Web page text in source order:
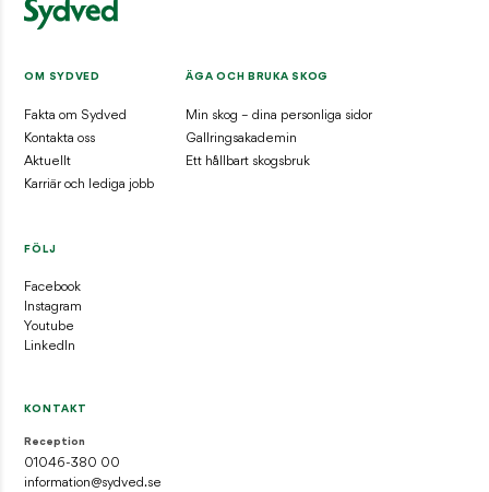
OM SYDVED
Fakta om Sydved
Kontakta oss
Aktuellt
Karriär och lediga jobb
ÄGA OCH BRUKA SKOG
Min skog – dina personliga sidor
Gallringsakademin
Ett hållbart skogsbruk
FÖLJ
Facebook
Instagram
Youtube
LinkedIn
KONTAKT
Reception
01046-380 00
information@sydved.se